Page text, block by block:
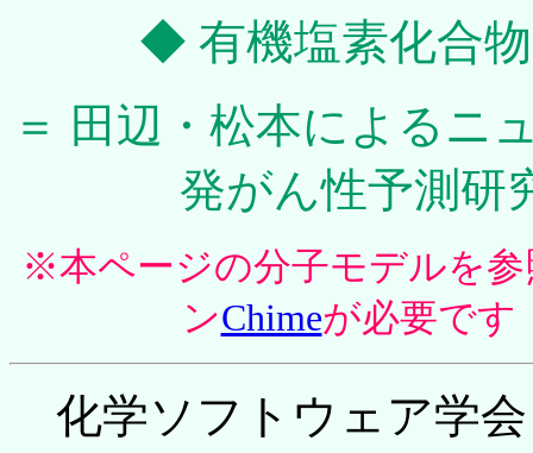
◆ 有機塩素化合
＝ 田辺・松本によるニ
発がん性予測研
※本ページの分子モデルを
ンChimeが必要で
化学ソフトウェア学